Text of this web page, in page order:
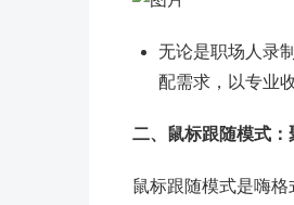
无论是职场人录
配需求，以专业
二、鼠标跟随模式
鼠标跟随模式是嗨